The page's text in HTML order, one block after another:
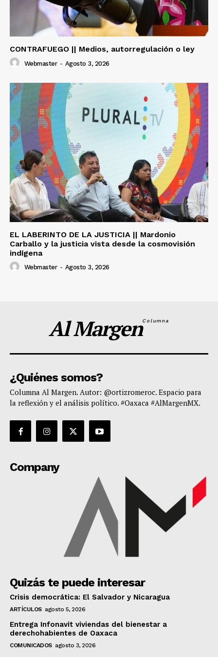
CONTRAFUEGO || Medios, autorregulación o ley
Webmaster - Agosto 3, 2026
EL LABERINTO DE LA JUSTICIA || Mardonio
Carballo y la justicia vista desde la cosmovisión
indígena
Webmaster - Agosto 3, 2026
Al MargenColumna
¿Quiénes somos?
Columna Al Margen. Autor: @ortizromeroc. Espacio para
la reflexión y el análisis político. #Oaxaca #AlMargenMX.
Company
Quizás te puede interesar
Crisis democrática: El Salvador y Nicaragua
ARTÍCULOS agosto 5, 2026
Entrega Infonavit viviendas del bienestar a
derechohabientes de Oaxaca
COMUNICADOS agosto 3, 2026